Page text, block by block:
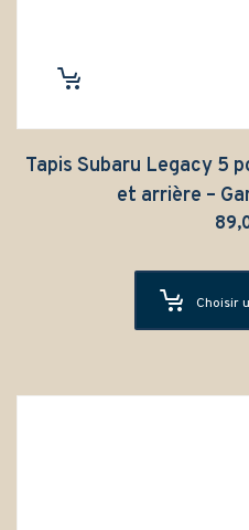
Tapis Subaru Legacy 5
et arrière –
Choisir